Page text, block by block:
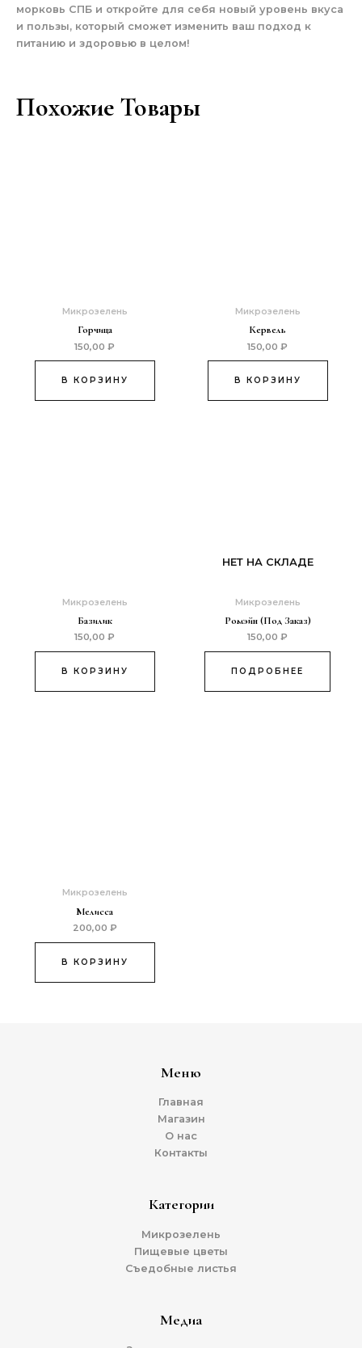
морковь СПБ и откройте для себя новый уровень вкуса
и пользы, который сможет изменить ваш подход к
питанию и здоровью в целом!
Похожие Товары
Микрозелень
Горчица
150,00 ₽
В КОРЗИНУ
Микрозелень
Кервель
150,00 ₽
В КОРЗИНУ
Микрозелень
Базилик
150,00 ₽
В КОРЗИНУ
НЕТ НА СКЛАДЕ
Микрозелень
Ромэйн (под Заказ)
150,00 ₽
ПОДРОБНЕЕ
Микрозелень
Мелисса
200,00 ₽
В КОРЗИНУ
Меню
Главная
Магазин
О нас
Контакты
Категории
Микрозелень
Пищевые цветы
Съедобные листья
Медиа